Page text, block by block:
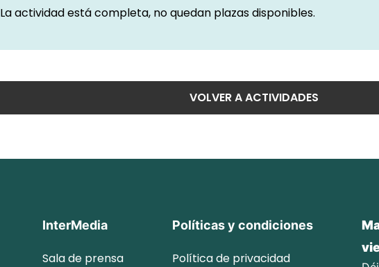
La actividad está completa, no quedan plazas disponibles.
VOLVER A ACTIVIDADES
InterMedia
Sala de prensa
Políticas y condiciones
Política de privacidad